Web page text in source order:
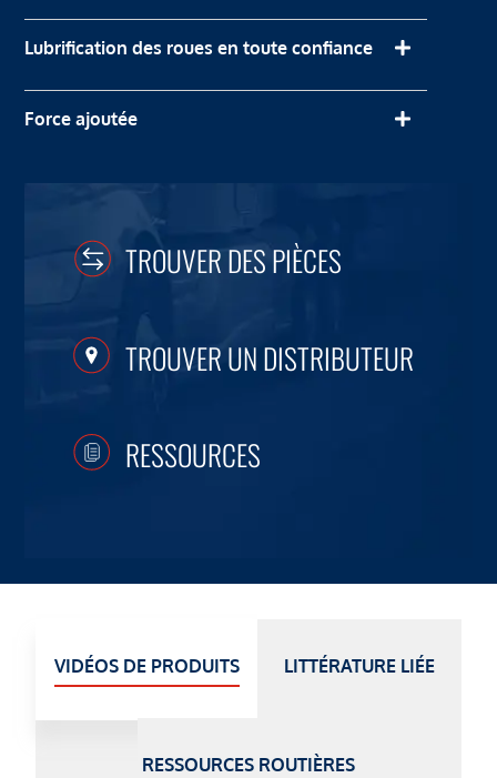
Lubrification des roues en toute confiance
Force ajoutée
TROUVER DES PIÈCES
TROUVER UN DISTRIBUTEUR
RESSOURCES
VIDÉOS DE PRODUITS LITTÉRATURE LIÉE
RESSOURCES ROUTIÈRES